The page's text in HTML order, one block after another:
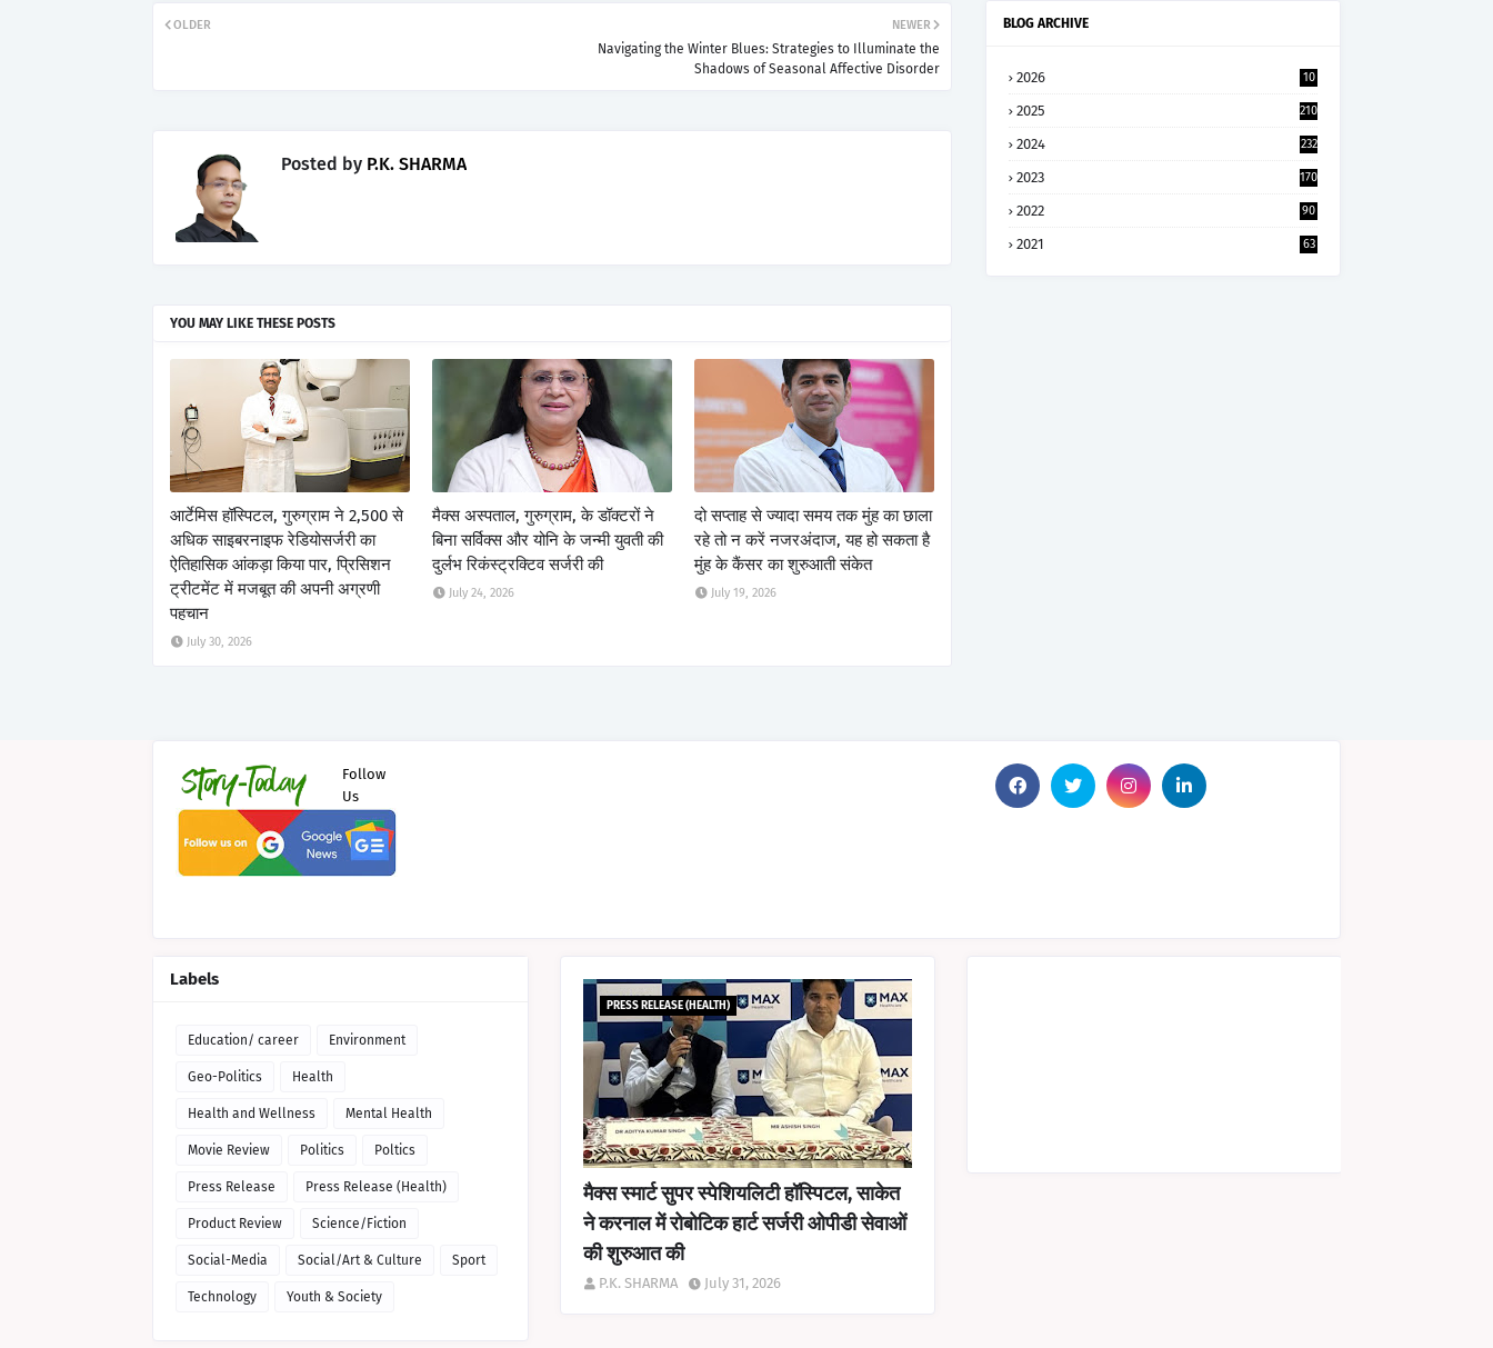
NEWER
Navigating the Winter Blues: Strategies to Illuminate the
Shadows of Seasonal Affective Disorder
OLDER
Posted by P.K. SHARMA
YOU MAY LIKE THESE POSTS
आर्टेमिस हॉस्पिटल, गुरुग्राम ने 2,500 से
अधिक साइबरनाइफ रेडियोसर्जरी का
ऐतिहासिक आंकड़ा किया पार, प्रिसिशन
ट्रीटमेंट में मजबूत की अपनी अग्रणी
पहचान
July 30, 2026
मैक्स अस्पताल, गुरुग्राम, के डॉक्टरों ने
बिना सर्विक्स और योनि के जन्मी युवती की
दुर्लभ रिकंस्ट्रक्टिव सर्जरी की
July 24, 2026
दो सप्ताह से ज्यादा समय तक मुंह का छाला
रहे तो न करें नजरअंदाज, यह हो सकता है
मुंह के कैंसर का शुरुआती संकेत
July 19, 2026
BLOG ARCHIVE
2026
10
2025 210
2024 232
2023 170
2022 90
2021 63
Follow
Us
Labels
Education/ career Environment
Geo-Politics Health
Health and Wellness Mental Health
Movie Review Politics Poltics
Press Release Press Release (Health)
Product Review Science/Fiction
Social-Media Social/Art & Culture Sport
Technology Youth & Society
PRESS RELEASE (HEALTH)
मैक्स स्मार्ट सुपर स्पेशियलिटी हॉस्पिटल, साकेत
ने करनाल में रोबोटिक हार्ट सर्जरी ओपीडी सेवाओं
की शुरुआत की
P.K. SHARMA July 31, 2026